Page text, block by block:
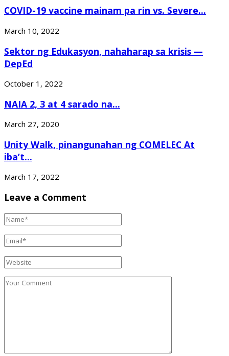
COVID-19 vaccine mainam pa rin vs. Severe...
March 10, 2022
Sektor ng Edukasyon, nahaharap sa krisis —
DepEd
October 1, 2022
NAIA 2, 3 at 4 sarado na...
March 27, 2020
Unity Walk, pinangunahan ng COMELEC At
iba’t...
March 17, 2022
Leave a Comment